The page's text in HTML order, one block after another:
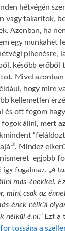
hétvégén
vagy takarítok,
Azonban, ha
egy munkahét
pihenésre,
később erőből
Mivel
hogy mire
kellemetlen
és ott fogom
fogok állni, mert
Mindez
legjobb
így fogalmaz:„A
más-énekkel.
mint csak az
ének nélkül
nélkül élni.” Ezt a
a